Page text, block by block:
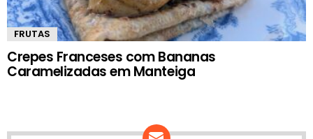
FRUTAS
Crepes Franceses com Bananas
Caramelizadas em Manteiga